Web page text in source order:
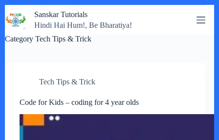
to
content
Sanskar Tutorials
Hindi Hai Hum!, Be Bharatiya!
Category Tech Tips & Trick
Tech Tips & Trick
Code for Kids – coding for 4 year olds